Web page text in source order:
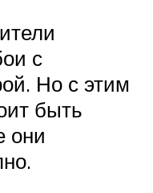
с
Но с этим
быть
они